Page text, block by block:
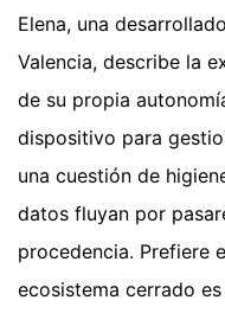
Elena, una
Valencia, describe la
de su propia
dispositivo para
una cuestión de
datos fluyan por
procedencia. Prefiere
ecosistema cerrado